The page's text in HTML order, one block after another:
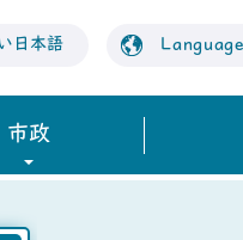
日本語 Language
市政